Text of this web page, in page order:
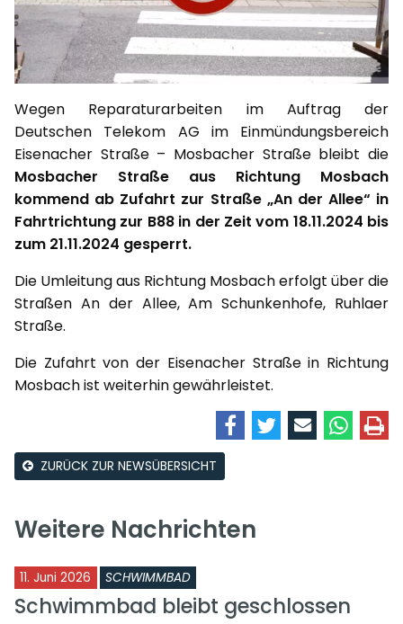
Wegen Reparaturarbeiten im Auftrag der
Deutschen Telekom AG im Einmündungsbereich
Eisenacher Straße – Mosbacher Straße bleibt die
Mosbacher Straße aus Richtung Mosbach
kommend ab Zufahrt zur Straße „An der Allee“ in
Fahrtrichtung zur B88 in der Zeit vom 18.11.2024 bis
zum 21.11.2024 gesperrt.
Die Umleitung aus Richtung Mosbach erfolgt über die
Straßen An der Allee, Am Schunkenhofe, Ruhlaer
Straße.
Die Zufahrt von der Eisenacher Straße in Richtung
Mosbach ist weiterhin gewährleistet.
ZURÜCK ZUR NEWSÜBERSICHT
Weitere Nachrichten
11. Juni 2026 SCHWIMMBAD
Schwimmbad bleibt geschlossen